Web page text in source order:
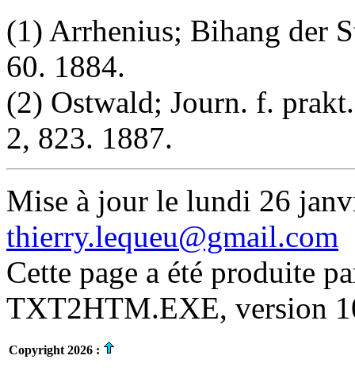
(1) Arrhenius; Bihang der
60. 1884.
(2) Ostwald; Journ. f.
2, 823. 1887.
Mise à jour le lundi 26
thierry.lequeu@gmail.com
Cette page a été produite
TXT2HTM.EXE, version
Copyright 2026 :